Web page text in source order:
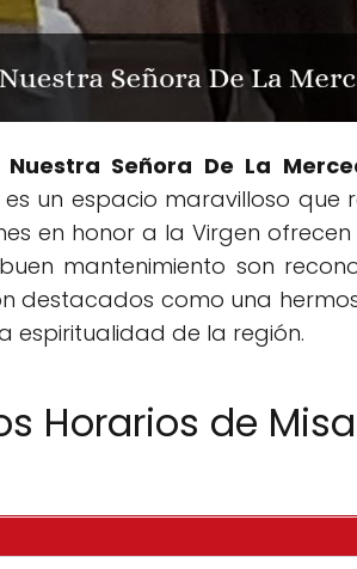
Señora De La
es un espacio maravilloso que
en honor a la Virgen
mantenimiento son
destacados como una
espiritualidad de la región.
Horarios de